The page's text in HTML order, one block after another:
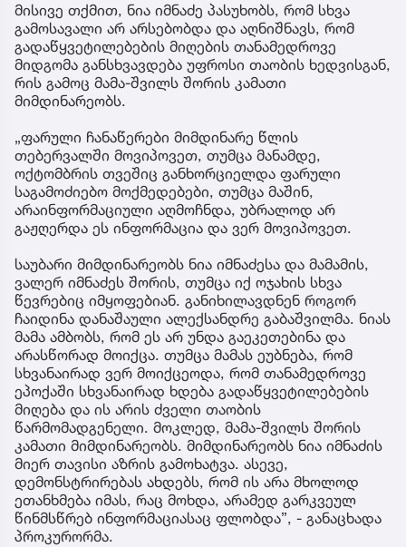
მისივე თქმით, ნია იმნაძე პასუხობს, რომ სხვა
გამოსავალი არ არსებობდა და აღნიშნავს, რომ
გადაწყვეტილებების მიღების თანამედროვე
მიდგომა განსხვავდება უფროსი თაობის ხედვისგან,
რის გამოც მამა-შვილს შორის კამათი
მიმდინარეობს.
„ფარული ჩანაწერები მიმდინარე წლის
თებერვალში მოვიპოვეთ, თუმცა მანამდე,
ოქტომბრის თვეშიც განხორციელდა ფარული
საგამოძიებო მოქმედებები, თუმცა მაშინ,
არაინფორმაციული აღმოჩნდა, უბრალოდ არ
გაჟღერდა ეს ინფორმაცია და ვერ მოვიპოვეთ.
საუბარი მიმდინარეობს ნია იმნაძესა და მამამის,
ვალერ იმნაძეს შორის, თუმცა იქ ოჯახის სხვა
წევრებიც იმყოფებიან. განიხილავდნენ როგორ
ჩაიდინა დანაშაული ალექსანდრე გაბაშვილმა. ნიას
მამა ამბობს, რომ ეს არ უნდა გაეკეთებინა და
არასწორად მოიქცა. თუმცა მამას ეუბნება, რომ
სხვანაირად ვერ მოიქცეოდა, რომ თანამედროვე
ეპოქაში სხვანაირად ხდება გადაწყვეტილებების
მიღება და ის არის ძველი თაობის
წარმომადგენელი. მოკლედ, მამა-შვილს შორის
კამათი მიმდინარეობს. მიმდინარეობს ნია იმნაძის
მიერ თავისი აზრის გამოხატვა. ასევე,
დემონსტრირებას ახდებს, რომ ის არა მხოლოდ
ეთანხმება იმას, რაც მოხდა, არამედ გარკვეულ
წინმსწრებ ინფორმაციასაც ფლობდა”, - განაცხადა
პროკურორმა.